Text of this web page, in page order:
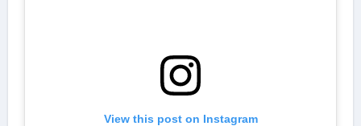
View this post on Instagram